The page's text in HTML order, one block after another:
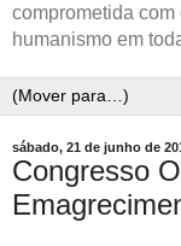
comprometida
humanismo em
sábado, 21 de junho de
Congresso